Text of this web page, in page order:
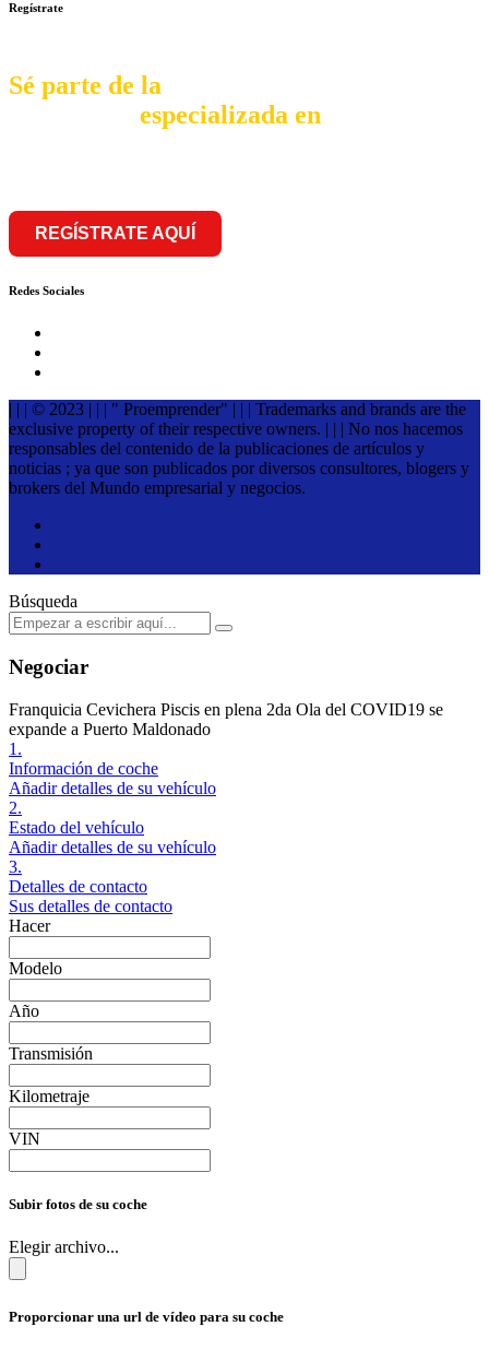
Regístrate
Sé parte de la
especializada en
REGÍSTRATE AQUÍ
Redes Sociales
| | | © 2023 | | | " Proemprender" | | | Trademarks and brands are the
exclusive property of their respective owners. | | | No nos hacemos
responsables del contenido de la publicaciones de artículos y
noticias ; ya que son publicados por diversos consultores, blogers y
brokers del Mundo empresarial y negocios.
Búsqueda
Negociar
Franquicia Cevichera Piscis en plena 2da Ola del COVID19 se
expande a Puerto Maldonado
1.
Información de coche
Añadir detalles de su vehículo
2.
Estado del vehículo
Añadir detalles de su vehículo
3.
Detalles de contacto
Sus detalles de contacto
Hacer
Modelo
Año
Transmisión
Kilometraje
VIN
Subir fotos de su coche
Elegir archivo...
Proporcionar una url de vídeo para su coche